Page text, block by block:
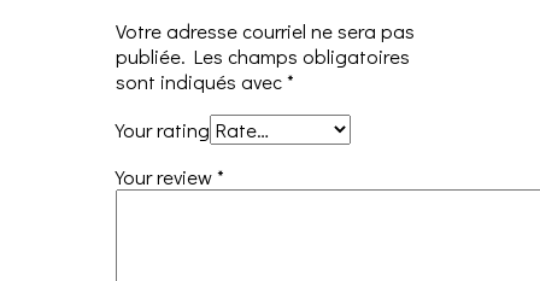
Votre adresse courriel ne sera pas
publiée. Les champs obligatoires
sont indiqués avec*
Your rating
Your review*